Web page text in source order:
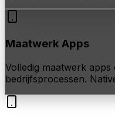
Maatwerk Apps
Volledig maatwerk
bedrijfsprocessen.